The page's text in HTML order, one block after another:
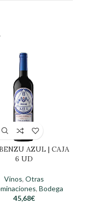
AZUL | CAJA
6 UD
Vinos, Otras
, Bodega
45,68€